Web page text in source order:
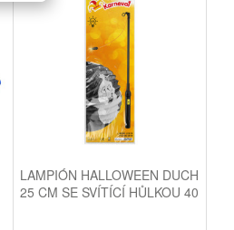
LAMPIÓN HALLOWEEN DUCH
25 CM SE SVÍTÍCÍ HŮLKOU 40